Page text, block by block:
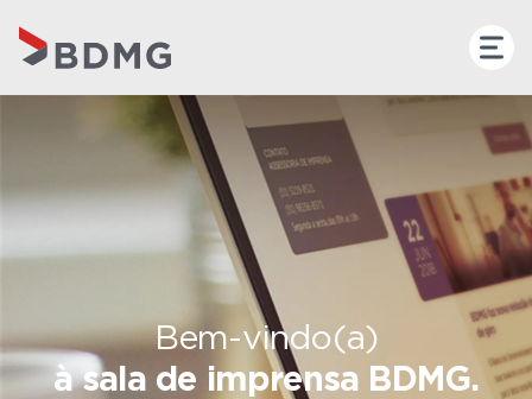
Bem-vindo(a)
à sala de imprensa BDMG.